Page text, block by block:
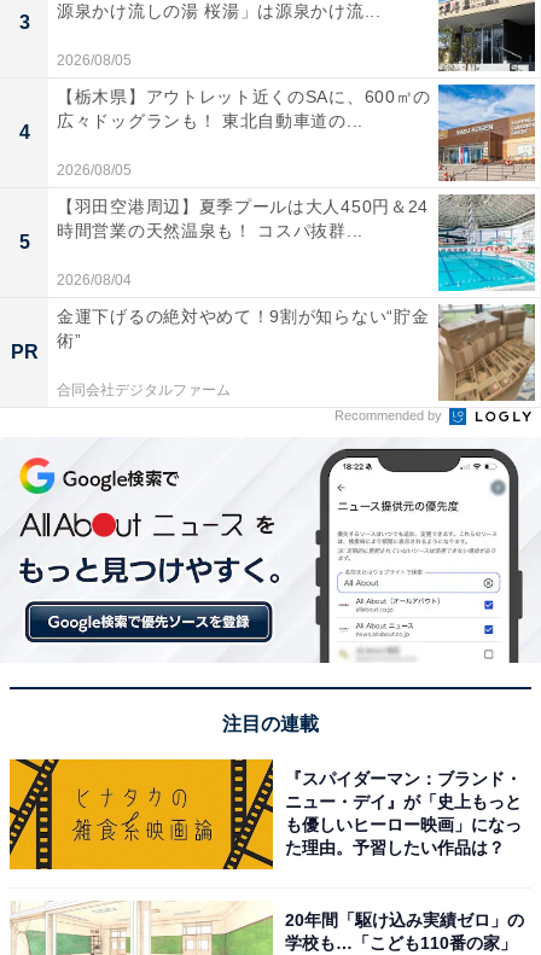
3
源泉かけ流しの湯 桜湯」は源泉かけ流...
2026/08/05
4
【栃木県】アウトレット近くのSAに、600㎡の
広々ドッグランも！ 東北自動車道の...
2026/08/05
5
【羽田空港周辺】夏季プールは大人450円＆24
時間営業の天然温泉も！ コスパ抜群...
2026/08/04
PR
金運下げるの絶対やめて！9割が知らない“貯金
術”
合同会社デジタルファーム
Recommended by
注目の連載
『スパイダーマン：ブランド・
ニュー・デイ』が「史上もっと
も優しいヒーロー映画」になっ
た理由。予習したい作品は？
20年間「駆け込み実績ゼロ」の
学校も…「こども110番の家」